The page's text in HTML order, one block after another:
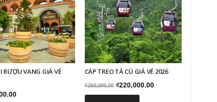
RƯỢU VANG GIÁ VÉ
CÁP TREO TÀ CÚ GIÁ VÉ 2026
₫250,000.00 Giá
gốc
₫220,000.00Giá